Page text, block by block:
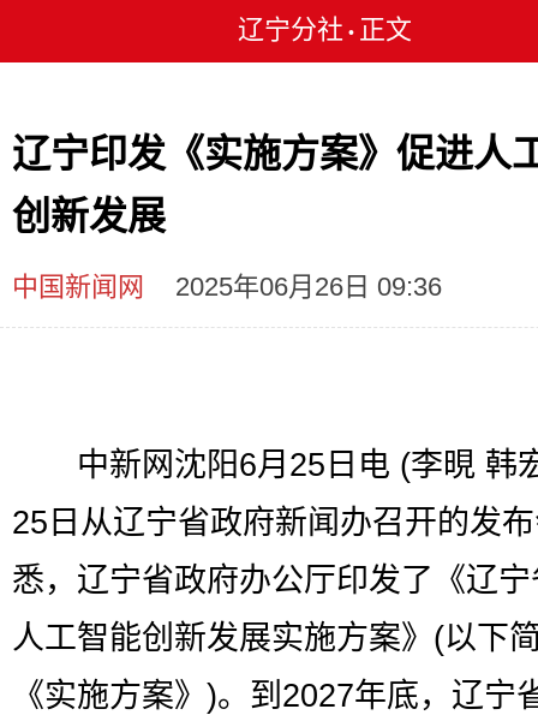
辽宁分社 • 正文
辽宁印发《实施方案》促进人
创新发展
中国新闻网 2025年06月26日 09:36
中新网沈阳6月25日电 (李晛 韩
25日从辽宁省政府新闻办召开的发
悉，辽宁省政府办公厅印发了《辽
人工智能创新发展实施方案》(以下
《实施方案》)。到2027年底，辽宁